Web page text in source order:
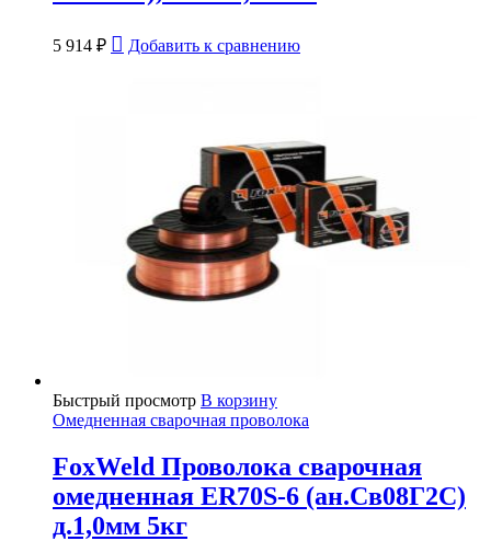
5 914 ₽ Добавить к сравнению
Быстрый просмотр В корзину
Омедненная сварочная проволока
FoxWeld Проволока сварочная
омедненная ER70S-6 (ан.Св08Г2С)
д.1,0мм 5кг